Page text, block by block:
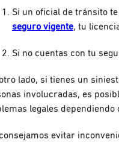
Si un oficial de tránsito
seguro vigente, tu
Si no cuentas con tu
lado, si tienes un
involucradas, es
legales dependiendo
evitar